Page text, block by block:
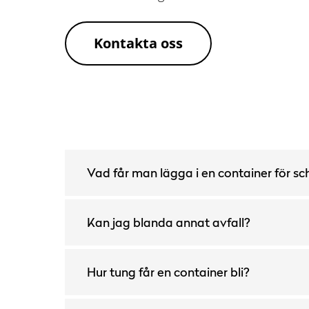
Kontakta oss
Vad får man lägga i en container för
Kan jag blanda annat avfall?
Hur tung får en container bli?